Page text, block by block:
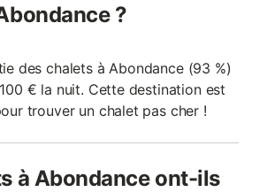
?
des chalets à Abondance (93 %)
€ la nuit. Cette destination est
trouver un chalet pas cher !
à Abondance ont-ils